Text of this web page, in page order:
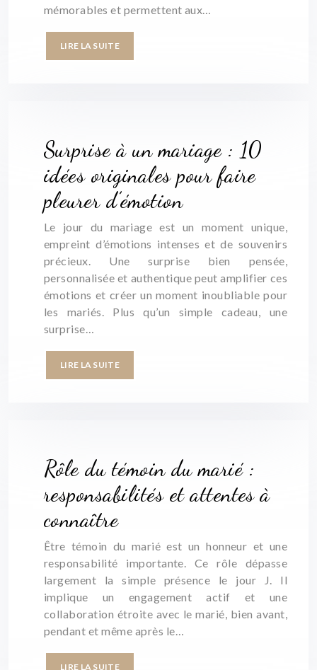
mémorables et permettent aux…
LIRE LA SUITE
Surprise à un mariage : 10
idées originales pour faire
pleurer d’émotion
Le jour du mariage est un moment unique,
empreint d’émotions intenses et de souvenirs
précieux. Une surprise bien pensée,
personnalisée et authentique peut amplifier ces
émotions et créer un moment inoubliable pour
les mariés. Plus qu’un simple cadeau, une
surprise…
LIRE LA SUITE
Rôle du témoin du marié :
responsabilités et attentes à
connaître
Être témoin du marié est un honneur et une
responsabilité importante. Ce rôle dépasse
largement la simple présence le jour J. Il
implique un engagement actif et une
collaboration étroite avec le marié, bien avant,
pendant et même après le…
LIRE LA SUITE